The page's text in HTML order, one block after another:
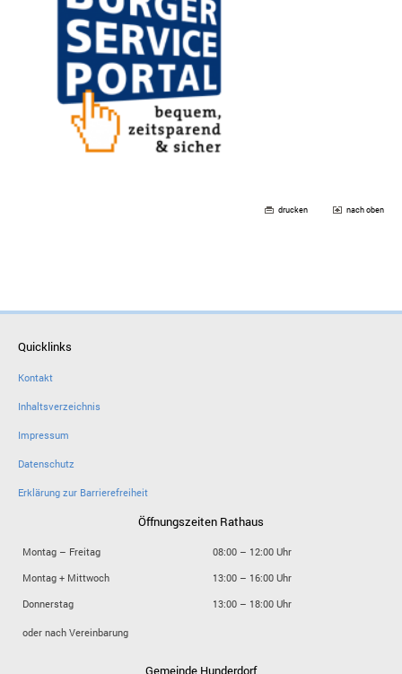
drucken nach oben
Quicklinks
Kontakt
Inhaltsverzeichnis
Impressum
Datenschutz
Erklärung zur Barrierefreiheit
Öffnungszeiten Rathaus
Montag – Freitag
08:00 – 12:00 Uhr
Montag + Mittwoch
13:00 – 16:00 Uhr
Donnerstag
13:00 – 18:00 Uhr
oder nach Vereinbarung
Gemeinde Hunderdorf